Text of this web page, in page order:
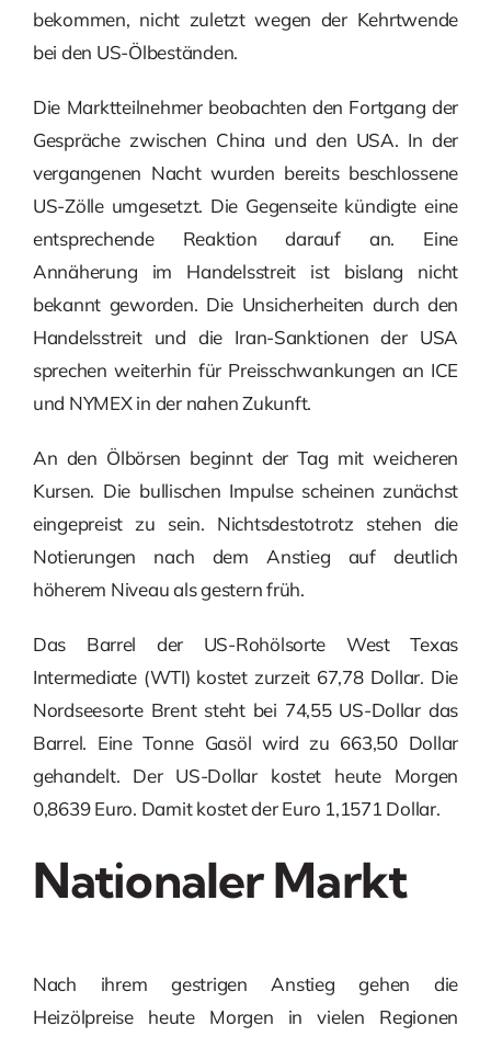
bekommen, nicht zuletzt wegen der Kehrtwende
bei den US-Ölbeständen.
Die Marktteilnehmer beobachten den Fortgang der
Gespräche zwischen China und den USA. In der
vergangenen Nacht wurden bereits beschlossene
US-Zölle umgesetzt. Die Gegenseite kündigte eine
entsprechende Reaktion darauf an. Eine
Annäherung im Handelsstreit ist bislang nicht
bekannt geworden. Die Unsicherheiten durch den
Handelsstreit und die Iran-Sanktionen der USA
sprechen weiterhin für Preisschwankungen an ICE
und NYMEX in der nahen Zukunft.
An den Ölbörsen beginnt der Tag mit weicheren
Kursen. Die bullischen Impulse scheinen zunächst
eingepreist zu sein. Nichtsdestotrotz stehen die
Notierungen nach dem Anstieg auf deutlich
höherem Niveau als gestern früh.
Das Barrel der US-Rohölsorte West Texas
Intermediate (WTI) kostet zurzeit 67,78 Dollar. Die
Nordseesorte Brent steht bei 74,55 US-Dollar das
Barrel. Eine Tonne Gasöl wird zu 663,50 Dollar
gehandelt. Der US-Dollar kostet heute Morgen
0,8639 Euro. Damit kostet der Euro 1,1571 Dollar.
Nationaler Markt
Nach ihrem gestrigen Anstieg gehen die
Heizölpreise heute Morgen in vielen Regionen